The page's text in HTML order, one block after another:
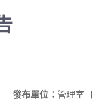
發布單位： 管理室 |